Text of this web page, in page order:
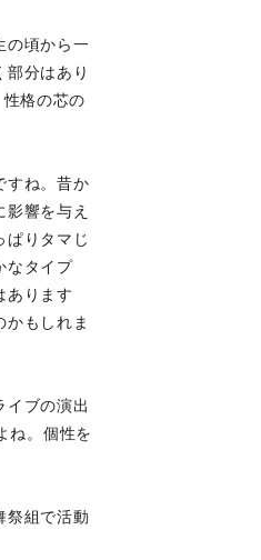
の頃から一
分はあり
格の芯の
すね。昔か
響を与え
りタマじ
なタイプ
あります
かもしれま
ブの演出
ね。個性を
祭組で活動